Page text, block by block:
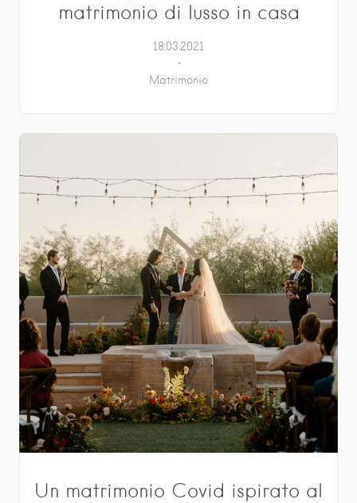
matrimonio di lusso in casa
18.03.2021
Matrimonio
Un matrimonio Covid ispirato al